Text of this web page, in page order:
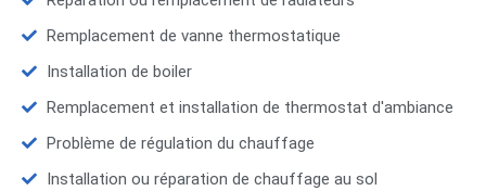
Remplacement de vanne thermostatique
Installation de boiler
Remplacement et installation de thermostat d'ambiance
Problème de régulation du chauffage
Installation ou réparation de chauffage au sol